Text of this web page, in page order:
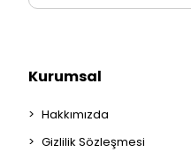
Kurumsal
Hakkımızda
Gizlilik Sözleşmesi